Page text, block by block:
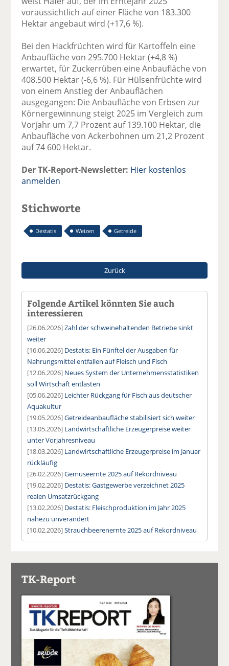
voraussichtlich auf einer Fläche von 183.300
Hektar angebaut wird (+17,6 %).
Bei den Hackfrüchten wird für Kartoffeln eine
Anbaufläche von 295.700 Hektar (+4,8 %)
erwartet, für Zuckerrüben eine Anbaufläche von
408.500 Hektar (-6,6 %). Für Hülsenfrüchte wird
von einem Anstieg der Anbauflächen
ausgegangen: Die Anbaufläche von Erbsen zur
Körnergewinnung steigt 2025 im Vergleich zum
Vorjahr um 7,7 Prozent auf 139.100 Hektar, die
Anbaufläche von Ackerbohnen um 21,2 Prozent
auf 74 600 Hektar.
Der TK-Report-Newsletter: Hier kostenlos
anmelden
Stichworte
Destatis Weizen Getreide
Zurück
Folgende Artikel könnten Sie auch
interessieren
[26.06.2026]Zahl der schweinehaltenden Betriebe sinkt
weiter
[16.06.2026] Destatis: Ein Fünftel der Ausgaben für
Nahrungsmittel entfallen auf Fleisch und Fisch
[12.06.2026] Neues System der Unternehmensstatistiken
soll Wirtschaft entlasten
[05.06.2026] Leichter Rückgang für Fisch aus deutscher
Aquakultur
[19.05.2026]Getreideanbaufläche stabilisiert sich weiter
[13.05.2026] Landwirtschaftliche Erzeugerpreise weiter
unter Vorjahresniveau
[18.03.2026] Landwirtschaftliche Erzeugerpreise im Januar
rückläufig
[26.02.2026]Gemüseernte 2025 auf Rekordniveau
[19.02.2026] Destatis: Gastgewerbe verzeichnet 2025
realen Umsatzrückgang
[13.02.2026] Destatis: Fleischproduktion im Jahr 2025
nahezu unverändert
[10.02.2026]Strauchbeerenernte 2025 auf Rekordniveau
TK-Report